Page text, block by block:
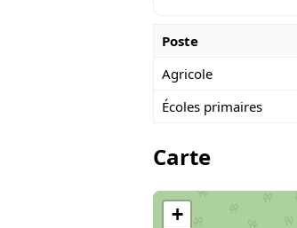
Poste
Agricole
Écoles primaires
Carte
+